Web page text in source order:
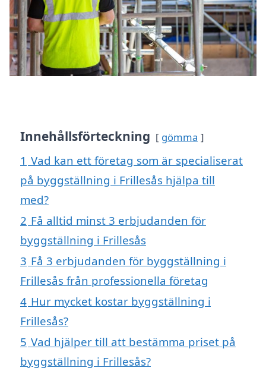
Innehållsförteckning gömma
1 Vad kan ett företag som är specialiserat
på byggställning i Frillesås hjälpa till
med?
2 Få alltid minst 3 erbjudanden för
byggställning i Frillesås
3 Få 3 erbjudanden för byggställning i
Frillesås från professionella företag
4 Hur mycket kostar byggställning i
Frillesås?
5 Vad hjälper till att bestämma priset på
byggställning i Frillesås?